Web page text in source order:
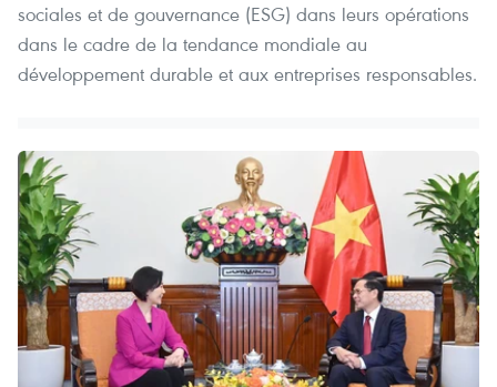
sociales et de gouvernance (ESG) dans leurs opérations
dans le cadre de la tendance mondiale au
développement durable et aux entreprises responsables.